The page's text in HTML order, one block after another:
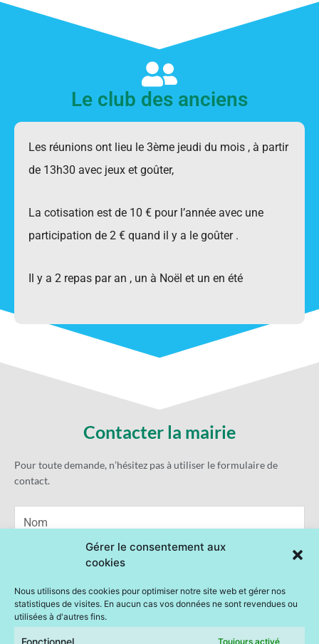
Gérer le consentement aux
cookies
Nous utilisons des cookies pour optimiser notre site web et gérer nos
statistiques de visites. En aucun cas vos données ne sont revendues ou
utilisées à d'autres fins.
Fonctionnel Toujours activé
Le club des anciens
Les réunions ont lieu le 3ème jeudi du mois , à partir
de 13h30 avec jeux et goûter,
La cotisation est de 10 € pour l’année avec une
participation de 2 € quand il y a le goûter .
Il y a 2 repas par an , un à Noël et un en été
Contacter la mairie
Pour toute demande, n’hésitez pas à utiliser le formulaire de
contact.
Message